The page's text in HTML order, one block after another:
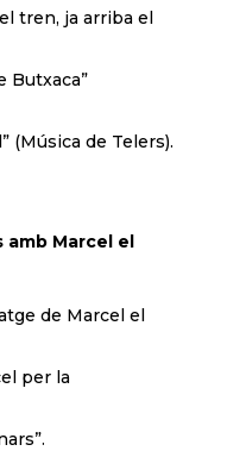
tren, ja arriba el
Butxaca”
(Música de Telers).
Marcel el
de Marcel el
per la